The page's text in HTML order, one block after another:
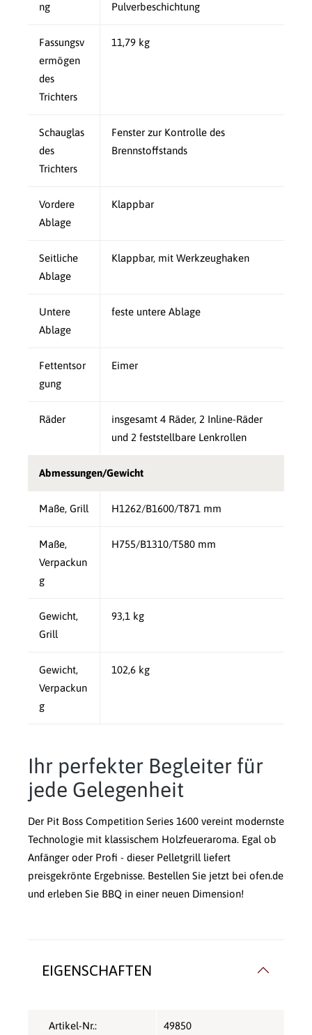
ng
Pulverbeschichtung
Fassungsv
ermögen
des
Trichters
11,79 kg
Schauglas
des
Trichters
Fenster zur Kontrolle des
Brennstoffstands
Vordere
Ablage
Klappbar
Seitliche
Ablage
Klappbar, mit Werkzeughaken
Untere
Ablage
feste untere Ablage
Fettentsor
gung
Eimer
Räder
insgesamt 4 Räder, 2 Inline-Räder
und 2 feststellbare Lenkrollen
Abmessungen/Gewicht
Maße, Grill H1262/B1600/T871 mm
Maße,
Verpackun
g
H755/B1310/T580 mm
Gewicht,
Grill
93,1 kg
Gewicht,
Verpackun
g
102,6 kg
Ihr perfekter Begleiter für
jede Gelegenheit
Der Pit Boss Competition Series 1600 vereint modernste
Technologie mit klassischem Holzfeueraroma. Egal ob
Anfänger oder Profi - dieser Pelletgrill liefert
preisgekrönte Ergebnisse. Bestellen Sie jetzt bei ofen.de
und erleben Sie BBQ in einer neuen Dimension!
EIGENSCHAFTEN
Artikel-Nr.: 49850